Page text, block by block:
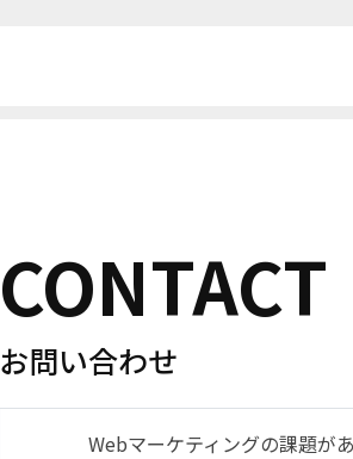
CONTACT
お問い合わせ
Webマーケティングの課題が